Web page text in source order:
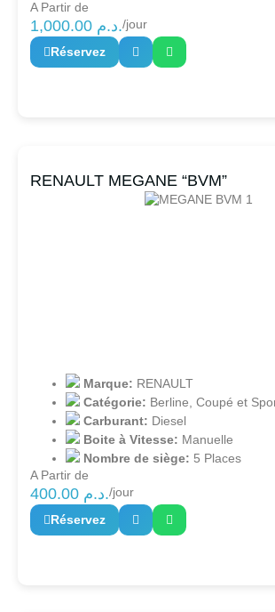
A Partir de
1,000.00 د.م./jour
Réservez
RENAULT MEGANE “BVM”
Marque: RENAULT
Catégorie: Berline Coupé et
Carburant: Diesel
Boite à Vitesse: Manuelle
Nombre de siège: 5 Places
A Partir de
400.00 د.م./jour
Réservez